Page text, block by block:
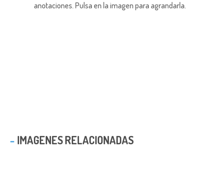
anotaciones. Pulsa en la imagen para agrandarla.
IMAGENES RELACIONADAS